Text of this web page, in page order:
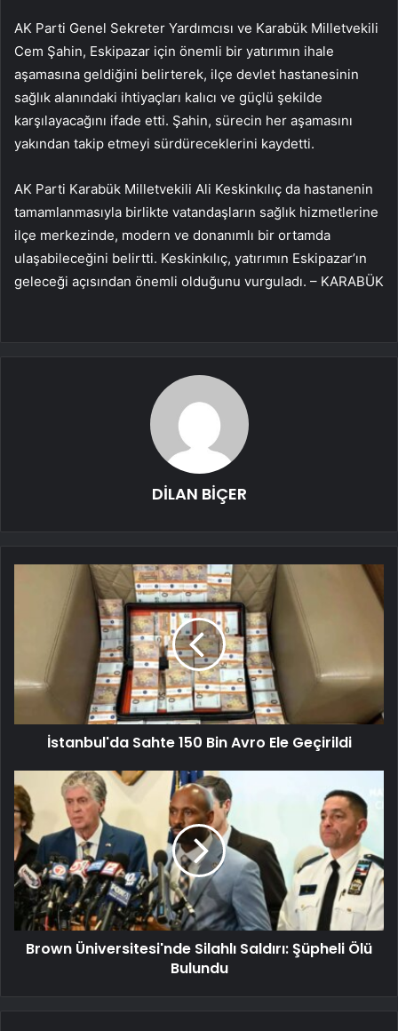
AK Parti Genel Sekreter Yardımcısı ve Karabük Milletvekili
Cem Şahin, Eskipazar için önemli bir yatırımın ihale
aşamasına geldiğini belirterek, ilçe devlet hastanesinin
sağlık alanındaki ihtiyaçları kalıcı ve güçlü şekilde
karşılayacağını ifade etti. Şahin, sürecin her aşamasını
yakından takip etmeyi sürdüreceklerini kaydetti.
AK Parti Karabük Milletvekili Ali Keskinkılıç da hastanenin
tamamlanmasıyla birlikte vatandaşların sağlık hizmetlerine
ilçe merkezinde, modern ve donanımlı bir ortamda
ulaşabileceğini belirtti. Keskinkılıç, yatırımın Eskipazar’ın
geleceği açısından önemli olduğunu vurguladı. – KARABÜK
DİLAN BİÇER
İstanbul'da Sahte 150 Bin Avro Ele Geçirildi
Brown Üniversitesi'nde Silahlı Saldırı: Şüpheli Ölü
Bulundu